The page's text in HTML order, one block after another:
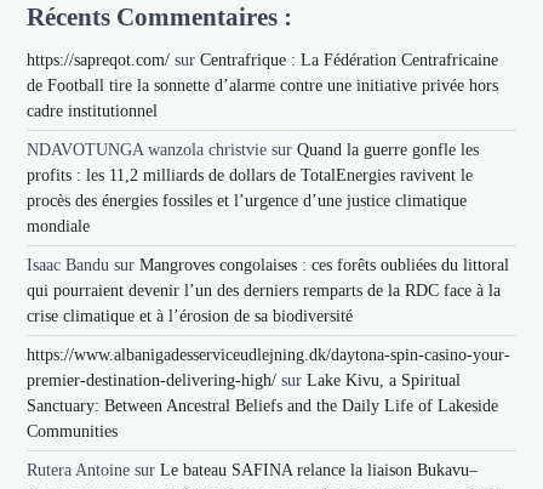
Récents Commentaires :
https://sapreqot.com/ surCentrafrique : La Fédération Centrafricaine
de Football tire la sonnette d’alarme contre une initiative privée hors
cadre institutionnel
NDAVOTUNGA wanzola christvie surQuand la guerre gonfle les
profits : les 11,2 milliards de dollars de TotalEnergies ravivent le
procès des énergies fossiles et l’urgence d’une justice climatique
mondiale
Isaac Bandu surMangroves congolaises : ces forêts oubliées du littoral
qui pourraient devenir l’un des derniers remparts de la RDC face à la
crise climatique et à l’érosion de sa biodiversité
https://www.albanigadesserviceudlejning.dk/daytona-spin-casino-your-
premier-destination-delivering-high/ surLake Kivu, a Spiritual
Sanctuary: Between Ancestral Beliefs and the Daily Life of Lakeside
Communities
Rutera Antoine surLe bateau SAFINA relance la liaison Bukavu–